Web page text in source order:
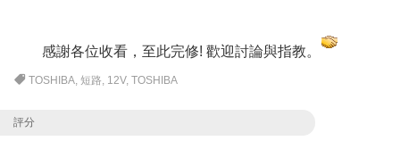
感謝各位收看，至此完修! 歡迎討論與指教。
TOSHIBA,短路, 12V,TOSHIBA
評分